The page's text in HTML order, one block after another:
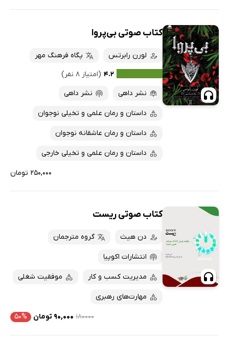
کتاب صوتی بی‌پروا
لورن رابرتس
پگاه فرهنگ مهر
۴.۲ (امتیاز ۸ نفر)
نشر داهی
نشر داهی
داستان و رمان علمی و تخیلی نوجوان
داستان و رمان عاشقانه نوجوان
داستان و رمان علمی و تخیلی خارجی
۲۵۰,۰۰۰ تومان
کتاب صوتی ریست
دن هیث گروه مترجمان
انتشارات اکوپیا
مدیریت کسب و کار موفقیت شغلی
مهارت‌های رهبری
۱۸۰۰۰۰ ۹۰,۰۰۰ تومان ۵۰%